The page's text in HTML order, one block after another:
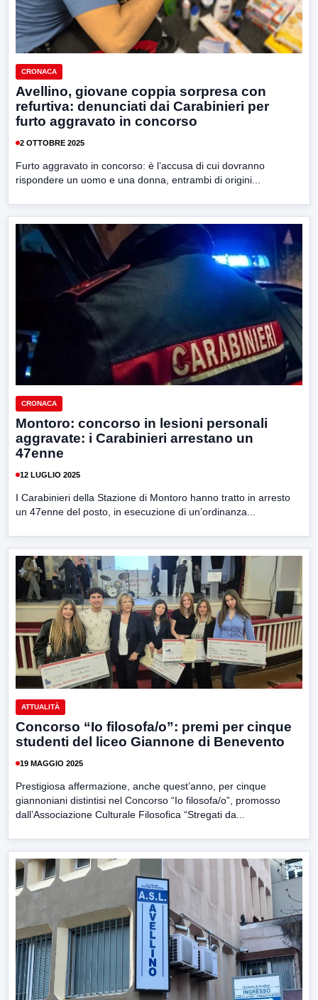
CRONACA
Avellino, giovane coppia sorpresa con
refurtiva: denunciati dai Carabinieri per
furto aggravato in concorso
2 OTTOBRE 2025
Furto aggravato in concorso: è l’accusa di cui dovranno
rispondere un uomo e una donna, entrambi di origini...
CRONACA
Montoro: concorso in lesioni personali
aggravate: i Carabinieri arrestano un
47enne
12 LUGLIO 2025
I Carabinieri della Stazione di Montoro hanno tratto in arresto
un 47enne del posto, in esecuzione di un’ordinanza...
ATTUALITÀ
Concorso “Io filosofa/o”: premi per cinque
studenti del liceo Giannone di Benevento
19 MAGGIO 2025
Prestigiosa affermazione, anche quest’anno, per cinque
giannoniani distintisi nel Concorso “Io filosofa/o”, promosso
dall’Associazione Culturale Filosofica “Stregati da...